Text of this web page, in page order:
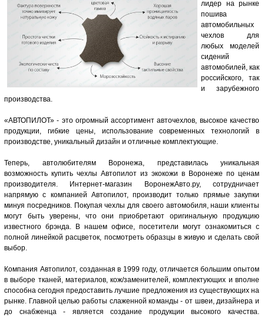
лидер на рынке
пошива
автомобильных
чехлов для
любых моделей
сидений
автомобилей, как
российского, так
и зарубежного
производства.
«АВТОПИЛОТ» - это огромный ассортимент авточехлов, высокое качество
продукции, гибкие цены, использование современных технологий в
производстве, уникальный дизайн и отличные комплектующие.
Теперь, автолюбителям Воронежа, представилась уникальная
возможность купить чехлы Автопилот из экокожи в Воронеже по ценам
производителя. Интернет-магазин ВоронежАвто.ру, сотрудничает
напрямую с компанией Автопилот, производит только прямые закупки
минуя посредников. Покупая чехлы для своего автомобиля, наши клиенты
могут быть уверены, что они приобретают оригинальную продукцию
известного брэнда. В нашем офисе, посетители могут ознакомиться с
полной линейкой расцветок, посмотреть образцы в живую и сделать свой
выбор.
Компания Автопилот, созданная в 1999 году, отличается большим опытом
в выборе тканей, материалов, кож/заменителей, комплектующих и вполне
способна сегодня предоставить лучшие предложения из существующих на
рынке. Главной целью работы слаженной команды - от швеи, дизайнера и
до снабженца - является создание продукции высокого качества.